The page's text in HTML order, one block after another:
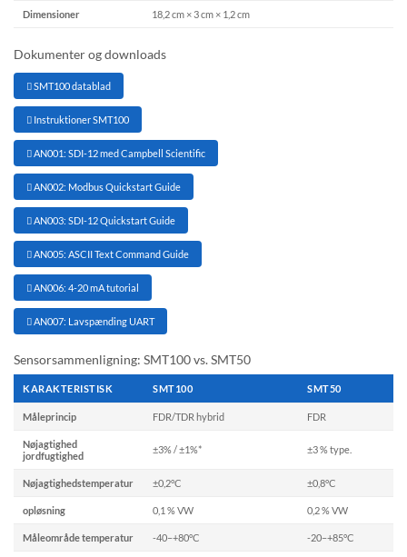
Dimensioner 18,2 cm × 3 cm × 1,2 cm
Dokumenter og downloads
 SMT100 datablad
 Instruktioner SMT100
 AN001: SDI-12 med Campbell Scientific
 AN002: Modbus Quickstart Guide
 AN003: SDI-12 Quickstart Guide
 AN005: ASCII Text Command Guide
 AN006: 4-20 mA tutorial
 AN007: Lavspænding UART
Sensorsammenligning: SMT100 vs. SMT50
KARAKTERISTISK SMT100 SMT50
Måleprincip FDR/TDR hybrid FDR
Nøjagtighed
jordfugtighed
±3% / ±1%* ±3 % type.
Nøjagtighedstemperatur ±0,2°C ±0,8°C
opløsning 0,1 % VW 0,2 % VW
Måleområde temperatur -40–+80°C -20–+85°C